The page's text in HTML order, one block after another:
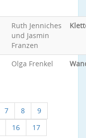
Ruth Jenniches
und Jasmin
Franzen
Olga Frenkel
7 8
9
16 17